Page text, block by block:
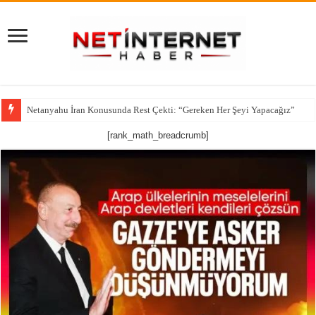
Netanyahu İran Konusunda Rest Çekti: “Gereken Her Şeyi Yapacağız”
[rank_math_breadcrumb]